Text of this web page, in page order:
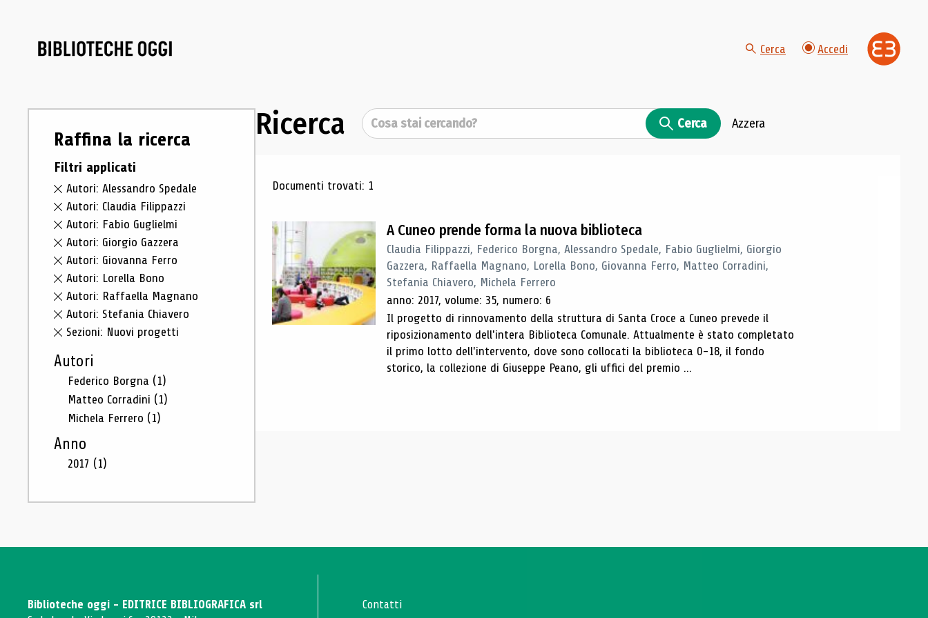
Cerca Accedi
Raffina la ricerca
Filtri applicati
Autori: Alessandro Spedale
Autori: Claudia Filippazzi
Autori: Fabio Guglielmi
Autori: Giorgio Gazzera
Autori: Giovanna Ferro
Autori: Lorella Bono
Autori: Raffaella Magnano
Autori: Stefania Chiavero
Sezioni: Nuovi progetti
Autori
Federico Borgna (1)
Matteo Corradini (1)
Michela Ferrero (1)
Anno
2017 (1)
Ricerca Cerca Cerca Azzera
Risultati di ricerca
Documenti trovati: 1
A Cuneo prende forma la nuova biblioteca
Claudia Filippazzi, Federico Borgna, Alessandro Spedale, Fabio Guglielmi, Giorgio
Gazzera, Raffaella Magnano, Lorella Bono, Giovanna Ferro, Matteo Corradini,
Stefania Chiavero, Michela Ferrero
anno: 2017, volume: 35, numero: 6
Il progetto di rinnovamento della struttura di Santa Croce a Cuneo prevede il
riposizionamento dell'intera Biblioteca Comunale. Attualmente è stato completato
il primo lotto dell'intervento, dove sono collocati la biblioteca 0-18, il fondo
storico, la collezione di Giuseppe Peano, gli uffici del premio ...
Biblioteche oggi - EDITRICE BIBLIOGRAFICA srl
Contatti